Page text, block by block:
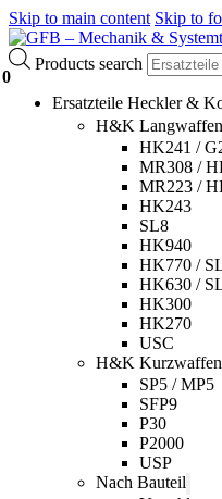
Skip to main content Skip to
Products search
0
Ersatzteile Heckler &
H&K Langwaffen
HK241 /
MR308 /
MR223 /
HK243
SL8
HK940
HK770 /
HK630 /
HK300
HK270
USC
H&K Kurzwaffen
SP5 / MP5
SFP9
P30
P2000
USP
Nach Bauteil